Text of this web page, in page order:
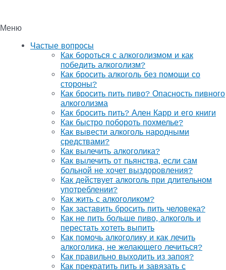
Меню
Частые вопросы
Как бороться с алкоголизмом и как
победить алкоголизм?
Как бросить алкоголь без помощи со
стороны?
Как бросить пить пиво? Опасность пивного
алкоголизма
Как бросить пить? Ален Карр и его книги
Как быстро побороть похмелье?
Как вывести алкоголь народными
средствами?
Как вылечить алкоголика?
Как вылечить от пьянства, если сам
больной не хочет выздоровления?
Как действует алкоголь при длительном
употреблении?
Как жить с алкоголиком?
Как заставить бросить пить человека?
Как не пить больше пиво, алкоголь и
перестать хотеть выпить
Как помочь алкоголику и как лечить
алкоголика, не желающего лечиться?
Как правильно выходить из запоя?
Как прекратить пить и завязать с